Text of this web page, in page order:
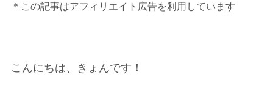
＊この記事はアフィリエイト広告を利用しています
こんにちは、きょんです！